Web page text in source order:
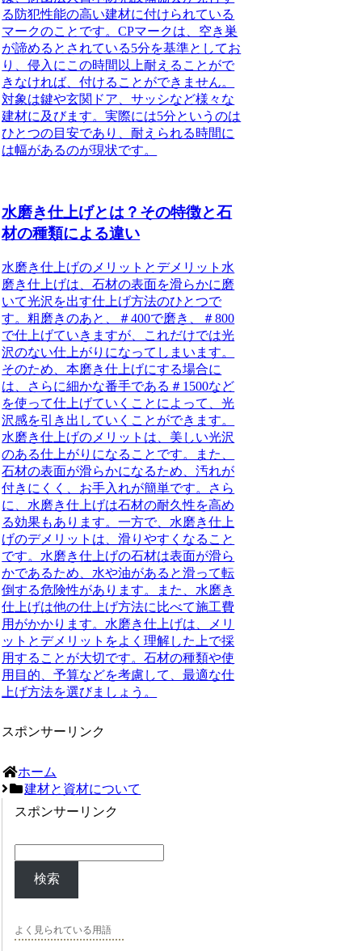
る防犯性能の高い建材に付けられている
マークのことです。CPマークは、空き巣
が諦めるとされている5分を基準としてお
り、侵入にこの時間以上耐えることがで
きなければ、付けることができません。
対象は鍵や玄関ドア、サッシなど様々な
建材に及びます。実際には5分というのは
ひとつの目安であり、耐えられる時間に
は幅があるのが現状です。
水磨き仕上げとは？その特徴と石
材の種類による違い
水磨き仕上げのメリットとデメリット 水
磨き仕上げは、石材の表面を滑らかに磨
いて光沢を出す仕上げ方法のひとつで
す。粗磨きのあと、＃400で磨き、＃800
で仕上げていきますが、これだけでは光
沢のない仕上がりになってしまいます。
そのため、本磨き仕上げにする場合に
は、さらに細かな番手である＃1500など
を使って仕上げていくことによって、光
沢感を引き出していくことができます。
水磨き仕上げのメリットは、美しい光沢
のある仕上がりになることです。また、
石材の表面が滑らかになるため、汚れが
付きにくく、お手入れが簡単です。さら
に、水磨き仕上げは石材の耐久性を高め
る効果もあります。一方で、水磨き仕上
げのデメリットは、滑りやすくなること
です。 水磨き仕上げの石材は表面が滑ら
かであるため、水や油があると滑って転
倒する危険性があります。また、水磨き
仕上げは他の仕上げ方法に比べて施工費
用がかかります。水磨き仕上げは、メリ
ットとデメリットをよく理解した上で採
用することが大切です。石材の種類や使
用目的、予算などを考慮して、最適な仕
上げ方法を選びましょう。
スポンサーリンク
ホーム
建材と資材について
スポンサーリンク
検索
よく見られている用語